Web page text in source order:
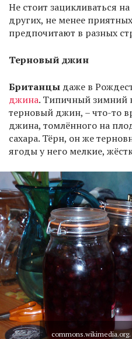
Не стоит зацикливаться
других, не менее
предпочитают в разных
Терновый джин
Британцы даже в
джина. Типичный зимний
терновый джин, – что-то
джина, томлённого на
сахара. Тёрн, он же
ягоды у него мелкие,